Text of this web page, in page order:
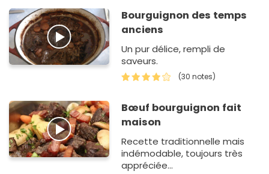
Bourguignon des temps
anciens
Un pur délice, rempli de
saveurs.
(30 notes)
Bœuf bourguignon fait
maison
Recette traditionnelle mais
indémodable, toujours très
appréciée...